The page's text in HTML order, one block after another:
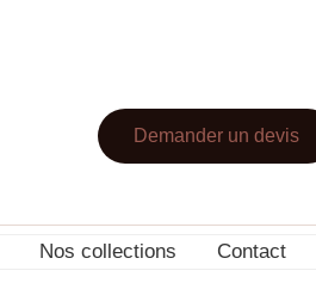
Demander un devis
Nos collections Contact